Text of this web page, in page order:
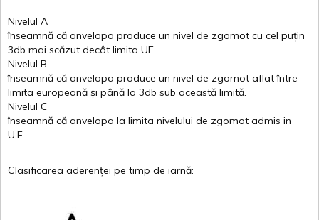
Nivelul A
înseamnă că anvelopa produce un nivel de zgomot cu cel puțin
3db mai scăzut decât limita UE.
Nivelul B
înseamnă că anvelopa produce un nivel de zgomot aflat între
limita europeană și până la 3db sub această limită
Nivelul C
înseamnă că anvelopa la limita nivelului de zgomot admis in
U.E.
Clasificarea aderenței pe timp de iarnă: